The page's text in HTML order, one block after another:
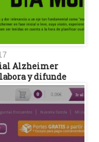
Alzheimer
y difunde